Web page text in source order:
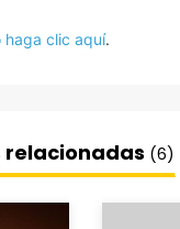
haga clic aquí.
relacionadas (6)